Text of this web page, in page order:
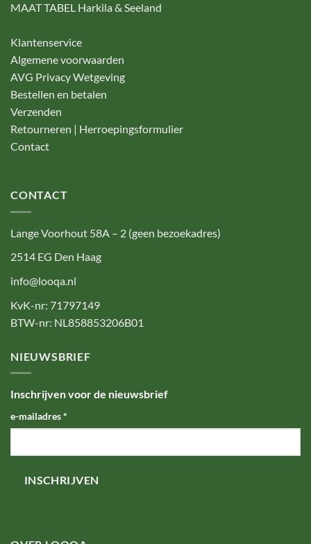
MAAT TABEL Harkila & Seeland
Klantenservice
Algemene voorwaarden
AVG Privacy Wetgeving
Bestellen en betalen
Verzenden
Retourneren | Herroepingsformulier
Contact
CONTACT
Lange Voorhout 58A – 2 (geen bezoekadres)
2514 EG Den Haag
info@looqa.nl
KvK-nr: 71797149
BTW-nr: NL858853206B01
NIEUWSBRIEF
Inschrijven voor de nieuwsbrief
e-mailadres*